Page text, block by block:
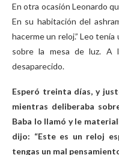
En otra ocasión Leonardo
En su habitación del
hacerme un reloj.” Leo
sobre la mesa de luz. A
desaparecido.
Esperó treinta días, y
mientras deliberaba
Baba lo llamó y le
dijo: “Este es un reloj
tengas un mal